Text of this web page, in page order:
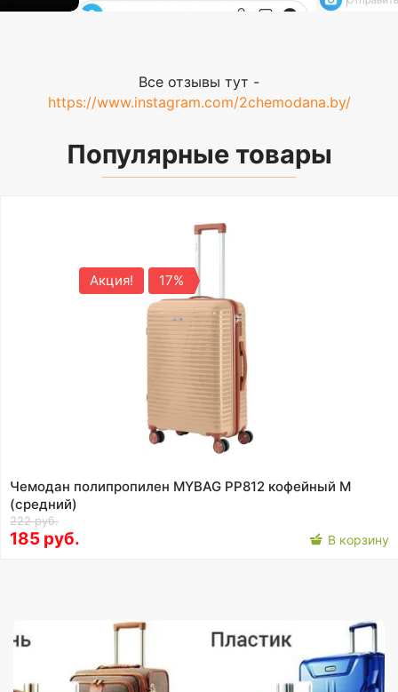
Все отзывы тут -
https://www.instagram.com/2chemodana.by/
Популярные товары
Акция! 17%
Чемодан полипропилен MYBAG PP812 кофейный M
(средний)
222 руб.
185 руб. В корзину